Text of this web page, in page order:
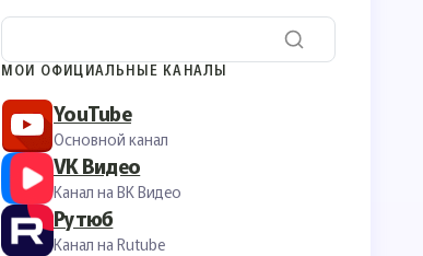
МОИ ОФИЦИАЛЬНЫЕ КАНАЛЫ
YouTube
Основной канал
VK Видео
Канал на ВК Видео
Рутюб
Канал на Rutube